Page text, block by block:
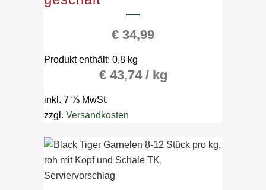
€ 34,99
Produkt enthält: 0,8 kg
€ 43,74/ kg
inkl. 7 % MwSt.
zzgl. Versandkosten